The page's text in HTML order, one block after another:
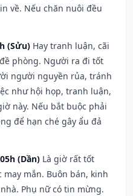
về. Nếu chăn nuôi đều
(Sửu) Hay tranh luận, cãi
phòng. Người ra đi tốt
người nguyền rủa, tránh
như hội họp, tranh luận,
này. Nếu bắt buộc phải
để hạn ché gây ẩu đả
(Dần) Là giờ rất tốt
mắn. Buôn bán, kinh
Phụ nữ có tin mừng.